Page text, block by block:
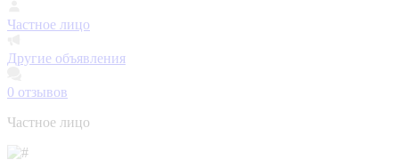
Частное лицо
Другие объявления
0 отзывов
Частное лицо